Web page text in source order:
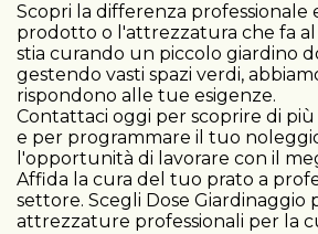
Scopri la differenza professionale
prodotto o l'attrezzatura che fa al
stia curando un piccolo giardino
gestendo vasti spazi verdi,
rispondono alle tue esigenze.
Contattaci oggi per scoprire di
e per programmare il tuo
l'opportunità di lavorare con il
Affida la cura del tuo prato a
settore. Scegli Dose Giardinaggio
attrezzature professionali per la